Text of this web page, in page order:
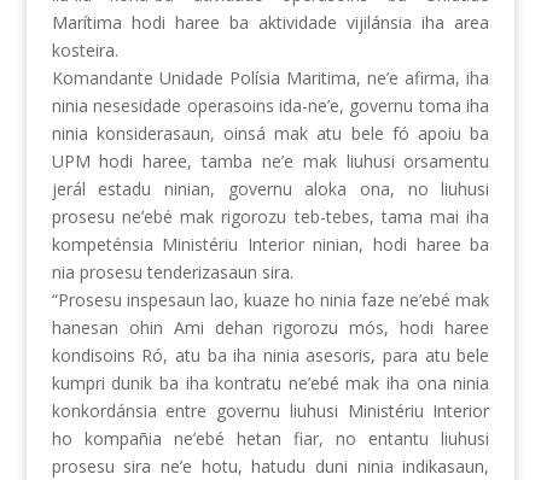
Marítima hodi haree ba aktividade vijilánsia iha area
kosteira.
Komandante Unidade Polísia Maritima, ne’e afirma, iha
ninia nesesidade operasoins ida-ne’e, governu toma iha
ninia konsiderasaun, oinsá mak atu bele fó apoiu ba
UPM hodi haree, tamba ne’e mak liuhusi orsamentu
jerál estadu ninian, governu aloka ona, no liuhusi
prosesu ne’ebé mak rigorozu teb-tebes, tama mai iha
kompeténsia Ministériu Interior ninian, hodi haree ba
nia prosesu tenderizasaun sira.
“Prosesu inspesaun lao, kuaze ho ninia faze ne’ebé mak
hanesan ohin Ami dehan rigorozu mós, hodi haree
kondisoins Ró, atu ba iha ninia asesoris, para atu bele
kumpri dunik ba iha kontratu ne’ebé mak iha ona ninia
konkordánsia entre governu liuhusi Ministériu Interior
ho kompañia ne’ebé hetan fiar, no entantu liuhusi
prosesu sira ne’e hotu, hatudu duni ninia indikasaun,